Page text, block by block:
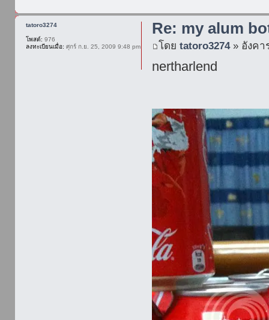
Re: my alum
โดยtatoro3274» อังคา
nertharlend
tatoro3274
โพสต์: 976
ลงทะเบียนเมื่อ: ศุกร์ ก.ย. 25, 2009 9:48 pm